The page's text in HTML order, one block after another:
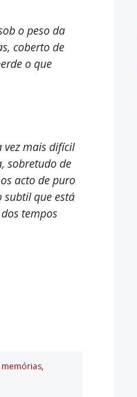
o peso da
coberto de
o que
vez mais difícil
sobretudo de
acto de puro
subtil que está
tempos
memórias,